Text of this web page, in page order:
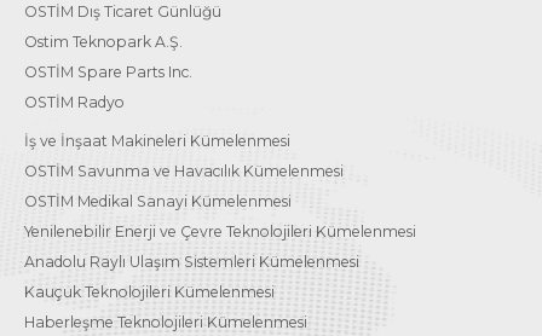
OSTİM Dış Ticaret Günlüğü
Ostim Teknopark A.Ş.
OSTİM Spare Parts Inc.
OSTİM Radyo
İş ve İnşaat Makineleri Kümelenmesi
OSTİM Savunma ve Havacılık Kümelenmesi
OSTİM Medikal Sanayi Kümelenmesi
Yenilenebilir Enerji ve Çevre Teknolojileri Kümelenmesi
Anadolu Raylı Ulaşım Sistemleri Kümelenmesi
Kauçuk Teknolojileri Kümelenmesi
Haberleşme Teknolojileri Kümelenmesi